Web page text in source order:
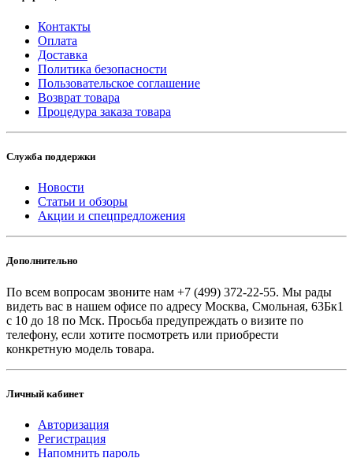
Контакты
Оплата
Доставка
Политика безопасности
Пользовательское соглашение
Возврат товара
Процедура заказа товара
Служба поддержки
Новости
Статьи и обзоры
Акции и спецпредложения
Дополнительно
По всем вопросам звоните нам +7 (499) 372-22-55. Мы рады
видеть вас в нашем офисе по адресу Москва, Смольная, 63Бк1
с 10 до 18 по Мск. Просьба предупреждать о визите по
телефону, если хотите посмотреть или приобрести
конкретную модель товара.
Личный кабинет
Авторизация
Регистрация
Напомнить пароль